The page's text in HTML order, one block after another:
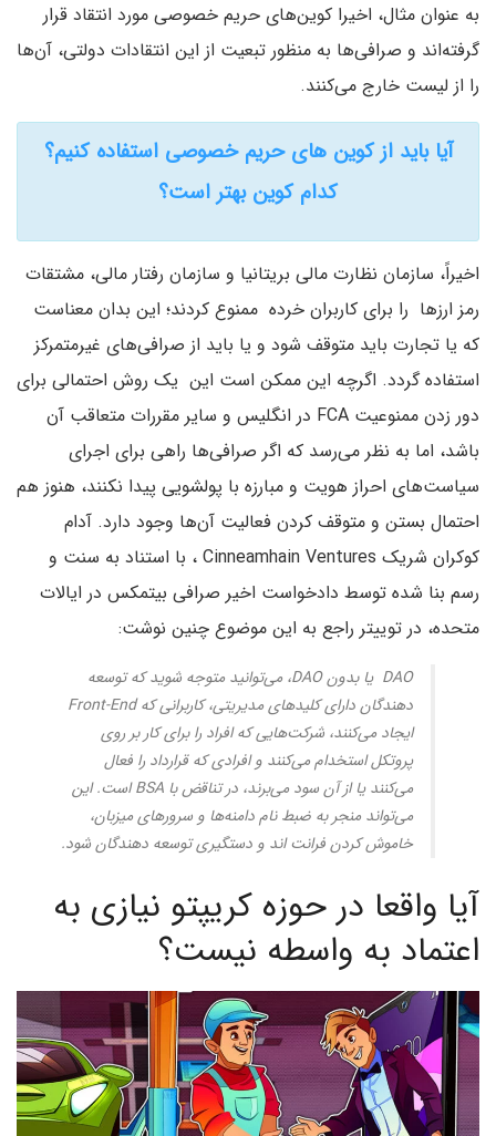
به عنوان مثال، اخیرا کوین‌های حریم خصوصی مورد انتقاد قرار
گرفته‌اند و صرافی‌ها به منظور تبعیت از این انتقادات دولتی، آن‌ها
را از لیست خارج می‌کنند.
آیا باید از کوین های حریم خصوصی استفاده کنیم؟
کدام کوین بهتر است؟
اخیراً، سازمان نظارت مالی بریتانیا و سازمان رفتار مالی، مشتقات
رمز ارزها را برای کاربران خرده ممنوع کردند؛ این بدان معناست
که یا تجارت باید متوقف شود و یا باید از صرافی‌های غیرمتمرکز
استفاده گردد. اگرچه این ممکن است این یک روش احتمالی برای
دور زدن ممنوعیت FCA در انگلیس و سایر مقررات متعاقب آن
باشد، اما به نظر می‌رسد که اگر صرافی‌ها راهی برای اجرای
سیاست‌های احراز هویت و مبارزه با پولشویی پیدا نکنند، هنوز هم
احتمال بستن و متوقف کردن فعالیت آن‌ها وجود دارد. آدام
کوکران شریک Cinneamhain Ventures ، با استناد به سنت و
رسم بنا شده توسط دادخواست اخیر صرافی بیتمکس در ایالات
متحده، در توییتر راجع به این موضوع چنین نوشت:
DAO یا بدون DAO، می‌توانید متوجه شوید که توسعه
دهندگان دارای کلیدهای مدیریتی، کاربرانی که Front-End
ایجاد می‌کنند، شرکت‌هایی که افراد را برای کار بر روی
پروتکل استخدام می‌کنند و افرادی که قرارداد را فعال
می‌کنند یا از آن سود می‌برند، در تناقض با BSA است. این
می‌تواند منجر به ضبط نام دامنه‌ها و سرورهای میزبان،
خاموش کردن فرانت اند و دستگیری توسعه دهندگان شود.
آیا واقعا در حوزه کریپتو نیازی به
اعتماد به واسطه نیست؟